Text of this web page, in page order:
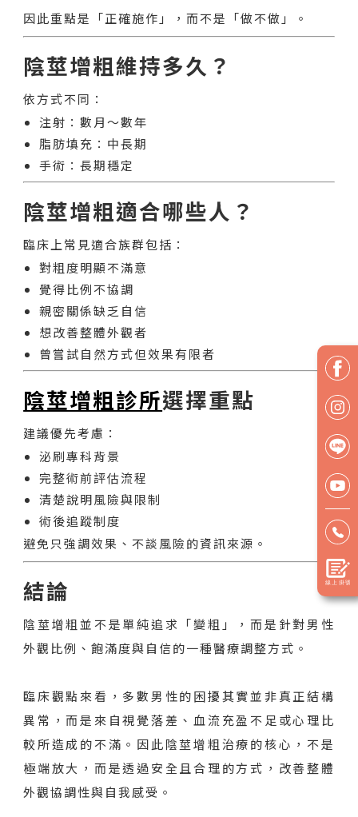
因此重點是「正確施作」，而不是「做不做」。
陰莖增粗維持多久？
依方式不同：
注射：數月～數年
脂肪填充：中長期
手術：長期穩定
陰莖增粗適合哪些人？
臨床上常見適合族群包括：
對粗度明顯不滿意
覺得比例不協調
親密關係缺乏自信
想改善整體外觀者
曾嘗試自然方式但效果有限者
陰莖增粗診所選擇重點
建議優先考慮：
泌刷專科背景
完整術前評估流程
清楚說明風險與限制
術後追蹤制度
避免只強調效果、不談風險的資訊來源。
結論
陰莖增粗並不是單純追求「變粗」，而是針對男性
外觀比例、飽滿度與自信的一種醫療調整方式。
臨床觀點來看，多數男性的困擾其實並非真正結構
異常，而是來自視覺落差、血流充盈不足或心理比
較所造成的不滿。因此陰莖增粗治療的核心，不是
極端放大，而是透過安全且合理的方式，改善整體
外觀協調性與自我感受。